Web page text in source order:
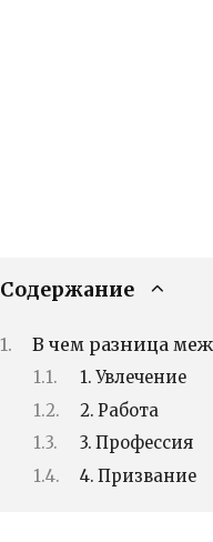
Содержание
В чем разница
1. Увлечение
2. Работа
3. Профессия
4. Призвание